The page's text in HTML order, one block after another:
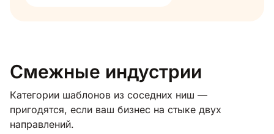
Смежные индустрии
Категории шаблонов из соседних ниш —
пригодятся, если ваш бизнес на стыке двух
направлений.